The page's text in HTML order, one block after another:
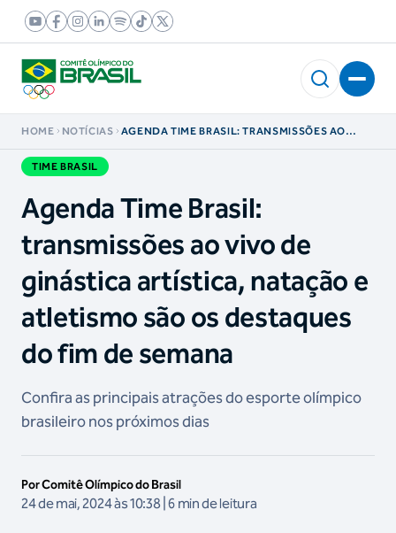
HOME NOTÍCIAS
AGENDA TIME BRASIL: TRANSMISSÕES AO
TIME BRASIL
Agenda Time Brasil:
transmissões ao vivo de
ginástica artística, natação e
atletismo são os destaques
do fim de semana
Confira as principais atrações do esporte olímpico
brasileiro nos próximos dias
Por Comitê Olímpico do Brasil
24 de mai, 2024 às 10:38 | 6 min de leitura